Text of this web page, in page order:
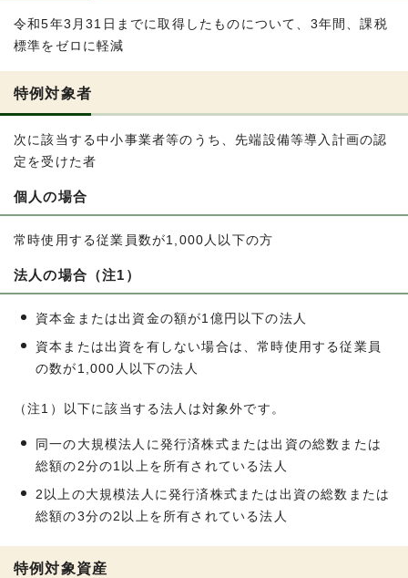
令和5年3月31日までに取得したものについて、3年間、課税
標準をゼロに軽減
特例対象者
次に該当する中小事業者等のうち、先端設備等導入計画の認
定を受けた者
個人の場合
常時使用する従業員数が1,000人以下の方
法人の場合（注1）
資本金または出資金の額が1億円以下の法人
資本または出資を有しない場合は、常時使用する従業員
の数が1,000人以下の法人
（注1）以下に該当する法人は対象外です。
同一の大規模法人に発行済株式または出資の総数または
総額の2分の1以上を所有されている法人
2以上の大規模法人に発行済株式または出資の総数または
総額の3分の2以上を所有されている法人
特例対象資産